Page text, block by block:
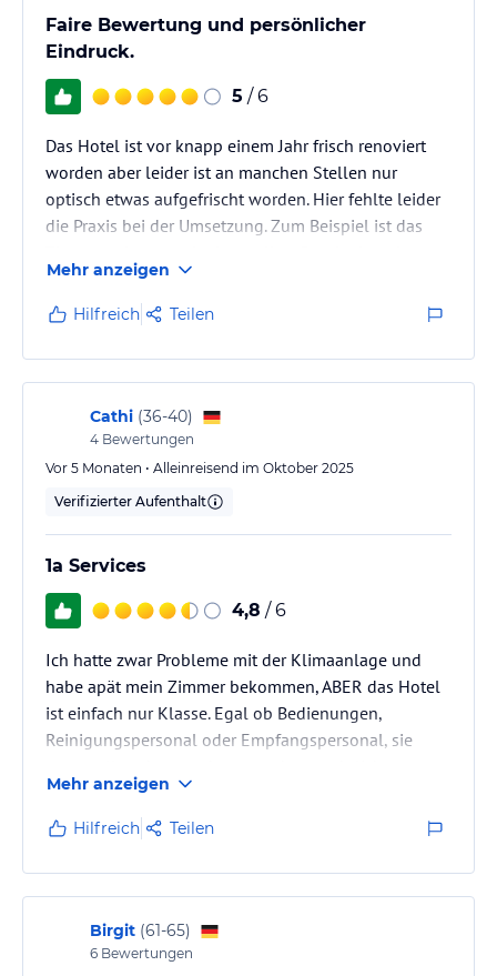
Faire Bewertung und persönlicher
Eindruck.
5 / 6
Das Hotel ist vor knapp einem Jahr frisch renoviert
worden aber leider ist an manchen Stellen nur
optisch etwas aufgefrischt worden. Hier fehlte leider
die Praxis bei der Umsetzung. Zum Beispiel ist das
schöner Sessel zB hätte es auch getan und es wäre
nicht so eng. Die Dusche auf der Rooftopbar ist direkt
ohne Schutz neben einer Liege. Manchmal sieht man
noch kleine Baustellen, welche noch nachgearbeitet
werden müssten. ( Lose Feuerlöscherhalterungen ,
welche aber…
Mehr anzeigen
Hilfreich Teilen
Cathi (36-40)
4 Bewertungen
Vor 5 Monaten • Alleinreisend im Oktober 2025
Verifizierter Aufenthalt
1a Services
4,8 / 6
Ich hatte zwar Probleme mit der Klimaanlage und
habe apät mein Zimmer bekommen, ABER das Hotel
ist einfach nur Klasse. Egal ob Bedienungen,
Reinigungspersonal oder Empfangspersonal, sie
hilfsbereit und immer sehr flott. Die Zimmer waren
sehr sauber. Der Ausblick einzigartig. Die Lage des
Hotels sehr zentral, aber trotzdem ruhig. Die
Sicherheut gewährleistet. Das Essen sehr
umfangreich und abwechslungsreich. Die Poolanlage
sehr sauber. Das ahnten ist Raucherfreundlich.…
Mehr anzeigen
Hilfreich Teilen
Birgit (61-65)
6 Bewertungen